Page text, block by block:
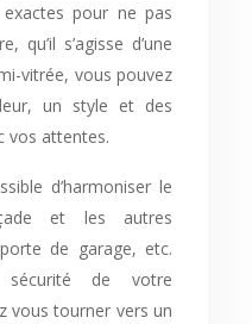
pour ne pas
qu’il s’agisse d’une
vitrée, vous pouvez
un style et des
vos attentes.
d’harmoniser le
et les autres
de garage, etc.
de votre
vous tourner vers un